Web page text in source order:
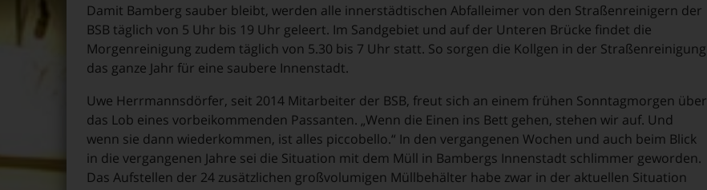
Damit Bamberg sauber bleibt, werden alle innerstädtischen Abfalleimer von den Straßenreinigern der
BSB täglich von 5 Uhr bis 19 Uhr geleert. Im Sandgebiet und auf der Unteren Brücke findet die
Morgenreinigung zudem täglich von 5.30 bis 7 Uhr statt. So sorgen die Kollgen in der Straßenreinigung
das ganze Jahr für eine saubere Innenstadt.
Uwe Herrmannsdörfer, seit 2014 Mitarbeiter der BSB, freut sich an einem frühen Sonntagmorgen über
das Lob eines vorbeikommenden Passanten. „Wenn die Einen ins Bett gehen, stehen wir auf. Und
wenn sie dann wiederkommen, ist alles piccobello.“ In den vergangenen Wochen und auch beim Blick
in die vergangenen Jahre sei die Situation mit dem Müll in Bambergs Innenstadt schlimmer geworden.
Das Aufstellen der 24 zusätzlichen großvolumigen Müllbehälter habe zwar in der aktuellen Situation